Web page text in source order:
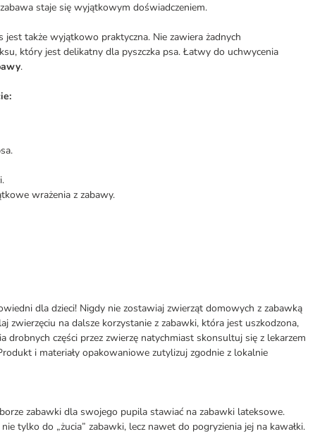
staje się wyjątkowym doświadczeniem.
także wyjątkowo praktyczna. Nie zawiera żadnych
który jest delikatny dla pyszczka psa. Łatwy do uchwycenia
.
wrażenia z zabawy.
dla dzieci! Nigdy nie zostawiaj zwierząt domowych z zabawką
zwierzęciu na dalsze korzystanie z zabawki, która jest uszkodzona,
drobnych części przez zwierzę natychmiast skonsultuj się z lekarzem
i materiały opakowaniowe zutylizuj zgodnie z lokalnie
zabawki dla swojego pupila stawiać na zabawki lateksowe.
tylko do „żucia” zabawki, lecz nawet do pogryzienia jej na kawałki.